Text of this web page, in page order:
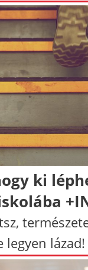
ki
legyen lázad!